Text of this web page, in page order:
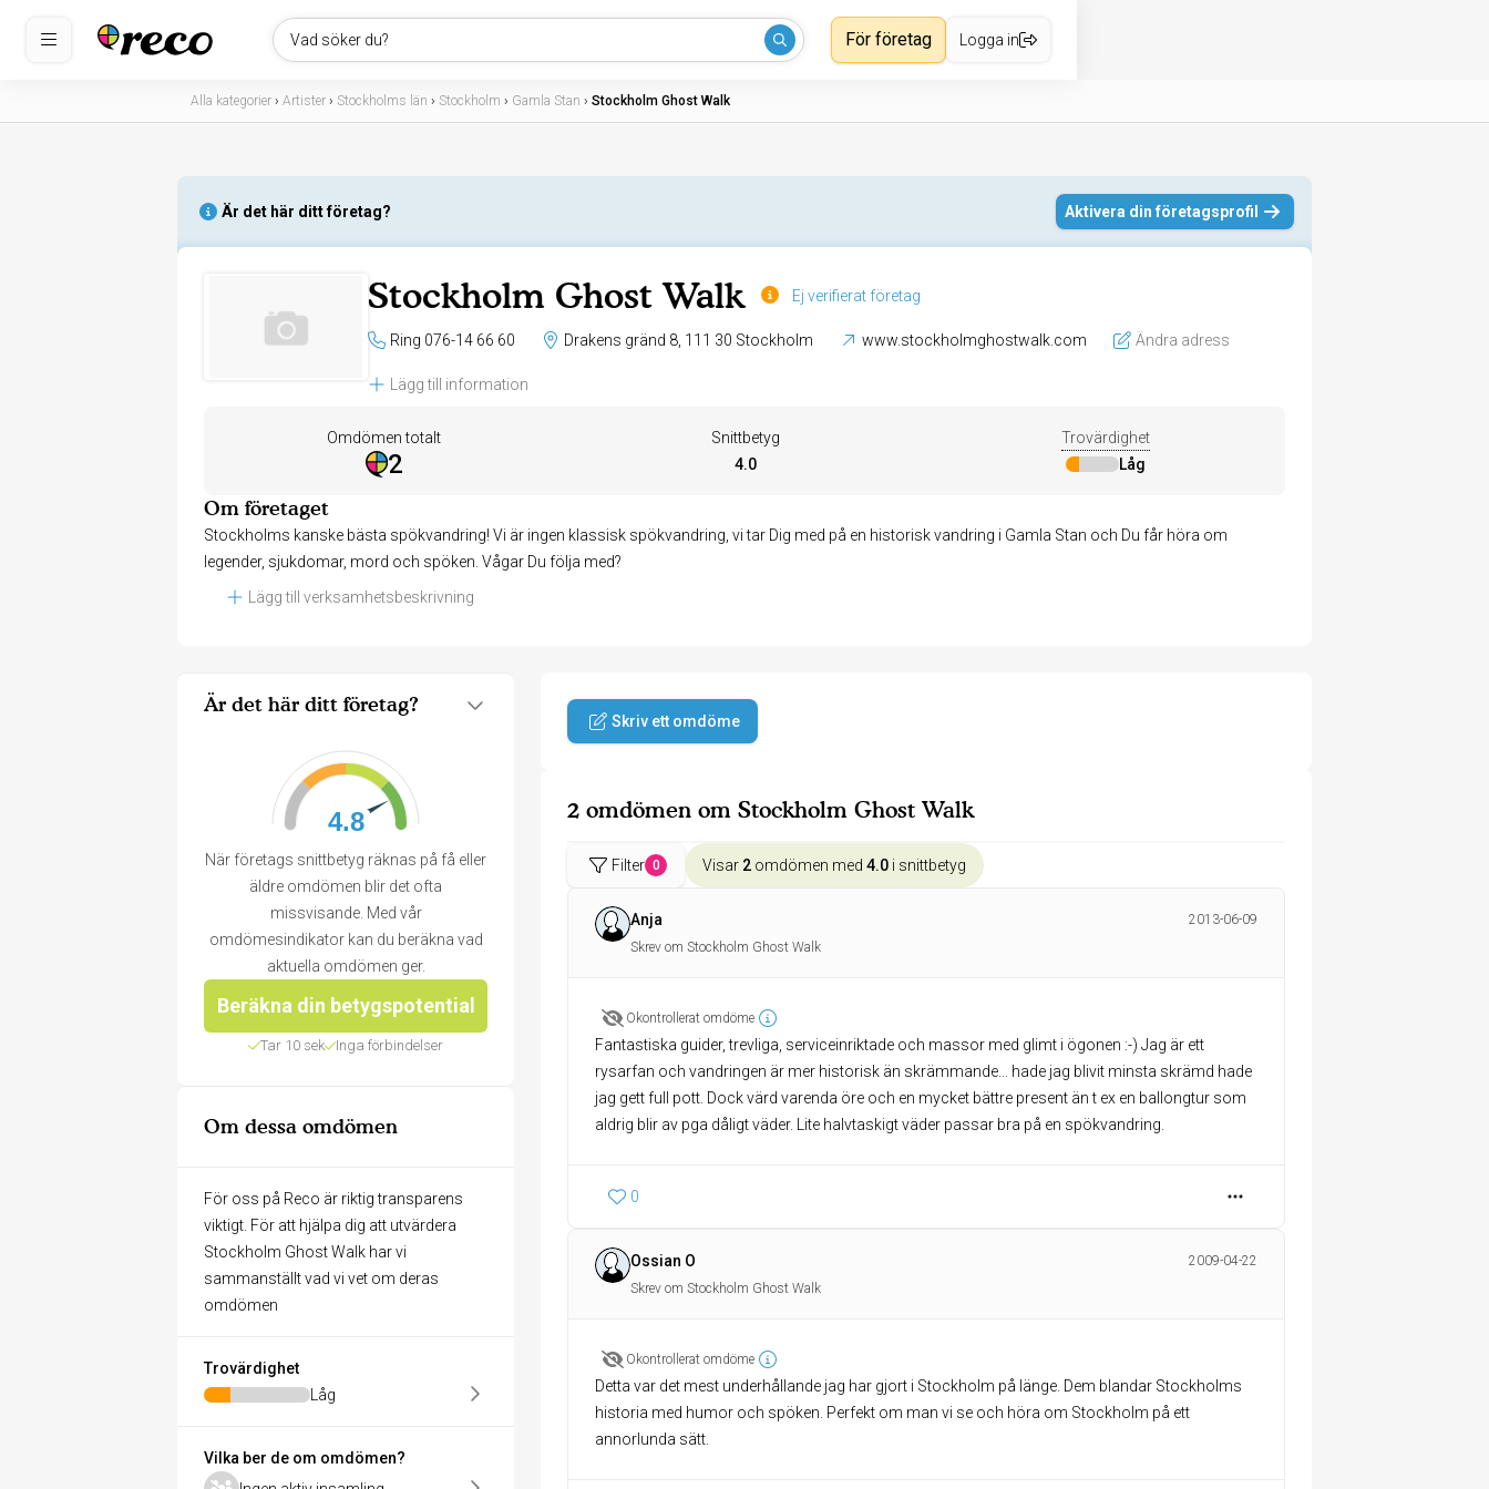
Vad söker du? För företag Logga in
Alla kategorier › Artister › Stockholms län › Stockholm › Gamla Stan › Stockholm Ghost Walk
Är det här ditt företag? Aktivera din företagsprofil
Stockholm Ghost Walk Ej verifierat företag
Ring 076-14 66 60 Drakens gränd 8, 111 30 Stockholm www.stockholmghostwalk.com Ändra adress
Lägg till information
Omdömen totalt
2
Snittbetyg
4.0
Trovärdighet
Låg
Om företaget
Stockholms kanske bästa spökvandring! Vi är ingen klassisk spökvandring, vi tar Dig med på en historisk vandring i Gamla Stan och Du får höra om
legender, sjukdomar, mord och spöken. Vågar Du följa med?
Lägg till verksamhetsbeskrivning
Är det här ditt företag?
4.8
När företags snittbetyg räknas på få eller
äldre omdömen blir det ofta
missvisande. Med vår
omdömesindikator kan du beräkna vad
aktuella omdömen ger.
Beräkna din betygspotential
Tar 10 sek Inga förbindelser
Om dessa omdömen
För oss på Reco är riktig transparens
viktigt. För att hjälpa dig att utvärdera
Stockholm Ghost Walk har vi
sammanställt vad vi vet om deras
omdömen
Trovärdighet
Låg
Vilka ber de om omdömen?
Skriv ett omdöme
2 omdömen om Stockholm Ghost Walk
Filter 0 Visar 2 omdömen med 4.0 i snittbetyg
Anja
2013-06-09
Skrev om Stockholm Ghost Walk
Okontrollerat omdöme
Fantastiska guider, trevliga, serviceinriktade och massor med glimt i ögonen :-) Jag är ett
rysarfan och vandringen är mer historisk än skrämmande... hade jag blivit minsta skrämd hade
jag gett full pott. Dock värd varenda öre och en mycket bättre present än t ex en ballongtur som
aldrig blir av pga dåligt väder. Lite halvtaskigt väder passar bra på en spökvandring.
0
Ossian O
2009-04-22
Skrev om Stockholm Ghost Walk
Okontrollerat omdöme
Detta var det mest underhållande jag har gjort i Stockholm på länge. Dem blandar Stockholms
historia med humor och spöken. Perfekt om man vi se och höra om Stockholm på ett
annorlunda sätt.